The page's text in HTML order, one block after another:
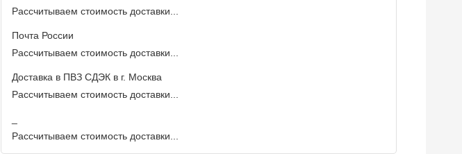
Рассчитываем стоимость доставки...
Почта России
Рассчитываем стоимость доставки...
Доставка в ПВЗ СДЭК в г. Москва
Рассчитываем стоимость доставки...
Рассчитываем стоимость доставки...